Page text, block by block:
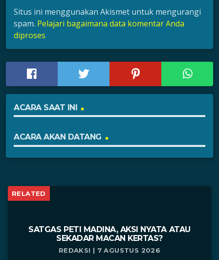
Situs ini menggunakan Akismet untuk mengurangi
spam. Pelajari bagaimana data komentar Anda
diproses
ACARA SAAT INI
ACARA AKAN DATANG
RELATED
SATGAS PETI MADINA, AKSI NYATA ATAU
SEKADAR MACAN KERTAS?
REDAKSI | 7 AGUSTUS 2026